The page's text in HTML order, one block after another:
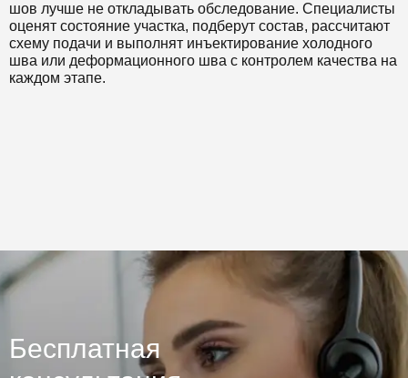
шов лучше не откладывать обследование. Специалисты
оценят состояние участка, подберут состав, рассчитают
схему подачи и выполнят инъектирование холодного
шва или деформационного шва с контролем качества на
каждом этапе.
Бесплатная